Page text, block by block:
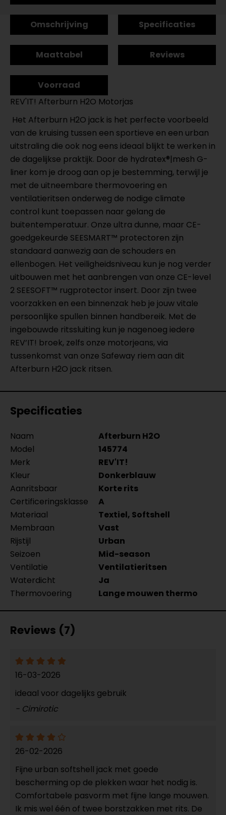
Omschrijving Specificaties
Maattabel Reviews
Voorraad
REV'IT! Afterburn H2O Motorjas
Het Afterburn H2O jack is het perfecte voorbeeld
van de kruising tussen een sportieve en een urban
uitstraling die ook nog eens ideaal blijkt te werken in
de dagelijkse praktijk. Door de hydratex®|mesh G-
liner kom je droog aan op je bestemming, terwijl je
met de uitneembare thermovoering en
ventilatieritsen onderweg de nodige climate
control kunt toepassen naar gelang de
buitentemperatuur. Onze ultra dunne, maar CE-
goedgekeurde SEESMART™ protectoren zijn
standaard aanwezig aan de schouders en
ellenbogen. Het veiligheidsniveau kun je nog verder
uitbouwen met het aanbrengen van onze CE-level
2 SEESOFT™ rugprotector insert. Door zijn twee
voorzakken en een binnenzak heb je jouw vitale
persoonlijke spullen binnen handbereik. Met de
ingebouwde ritssluiting kun je nagenoeg iedere
REV’IT! broek, zelfs onze motorjeans, via
tussenkomst van onze Safeway riem aan dit
Afterburn H2O jack ritsen.
Specificaties
Naam
Afterburn H2O
Model
145774
Merk
REV'IT!
Kleur
Donkerblauw
Aanritsbaar
Korte rits
Certificeringsklasse
A
Materiaal
Textiel, Softshell
Membraan
Vast
Rijstijl
Urban
Seizoen
Mid-season
Ventilatie
Ventilatieritsen
Waterdicht
Ja
Thermovoering
Lange mouwen thermo
Reviews (7)
16-03-2026
ideaal voor dagelijks gebruik
- Cimirotic
26-02-2026
Fijne urban softshell jack met goede
bescherming op de plekken waar het nodig is.
Comfortabele pasvorm met fijne lange mouwen.
Ik mis wel één of twee borstzakken met rits. De